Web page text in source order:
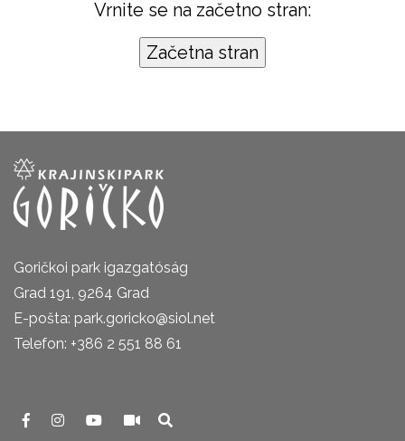
Vrnite se na začetno stran:
Goričkoi park igazgatóság
Grad 191, 9264 Grad
E-pošta: park.goricko@siol.net
Telefon: +386 2 551 88 61